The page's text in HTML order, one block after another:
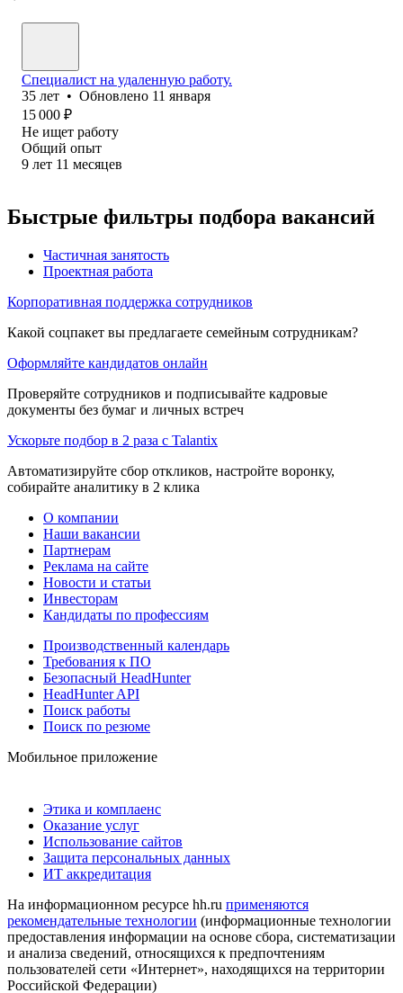
Специалист на удаленную работу.
35 лет • Обновлено 11 января
15 000 ₽
Не ищет работу
Общий опыт
9 лет 11 месяцев
Быстрые фильтры подбора вакансий
Частичная занятость
Проектная работа
Корпоративная поддержка сотрудников
Какой соцпакет вы предлагаете семейным сотрудникам?
Оформляйте кандидатов онлайн
Проверяйте сотрудников и подписывайте кадровые
документы без бумаг и личных встреч
Ускорьте подбор в 2 раза с Talantix
Автоматизируйте сбор откликов, настройте воронку,
собирайте аналитику в 2 клика
О компании
Наши вакансии
Партнерам
Реклама на сайте
Новости и статьи
Инвесторам
Кандидаты по профессиям
Производственный календарь
Требования к ПО
Безопасный HeadHunter
HeadHunter API
Поиск работы
Поиск по резюме
Мобильное приложение
Этика и комплаенс
Оказание услуг
Использование сайтов
Защита персональных данных
ИТ аккредитация
На информационном ресурсе hh.ru применяются
рекомендательные технологии (информационные технологии
предоставления информации на основе сбора, систематизации
и анализа сведений, относящихся к предпочтениям
пользователей сети «Интернет», находящихся на территории
Российской Федерации)